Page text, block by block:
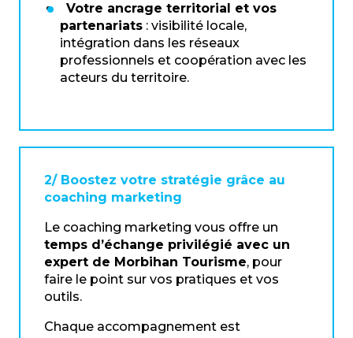
Votre ancrage territorial et vos
partenariats : visibilité locale,
intégration dans les réseaux
professionnels et coopération avec les
acteurs du territoire.
2/ Boostez votre stratégie grâce au
coaching marketing
Le coaching marketing vous offre un
temps d’échange privilégié avec un
expert de Morbihan Tourisme, pour
faire le point sur vos pratiques et vos
outils.
Chaque accompagnement est